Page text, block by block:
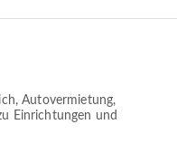
Autovermietung,
Einrichtungen und